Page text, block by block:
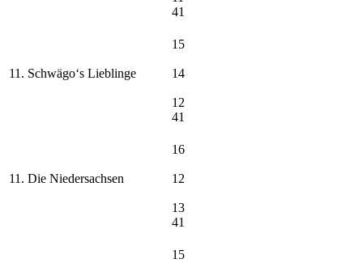
41
11. Schwägo‘s Lieblinge
15
14
12
41
11. Die Niedersachsen
16
12
13
41
15